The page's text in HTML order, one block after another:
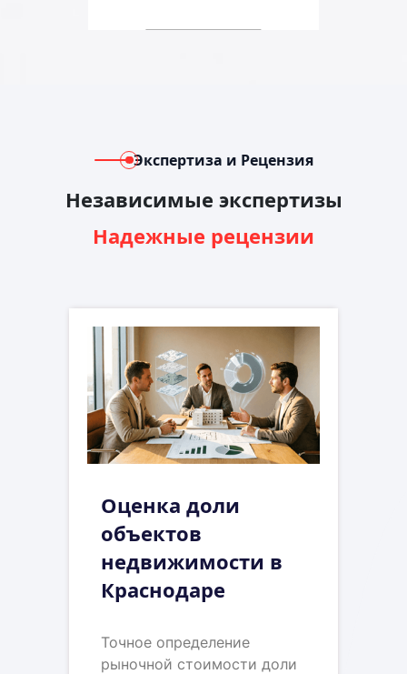
Экспертиза и Рецензия
Независимые экспертизы
Надежные рецензии
Оценка доли
объектов
недвижимости в
Краснодаре
Точное определение
рыночной стоимости доли